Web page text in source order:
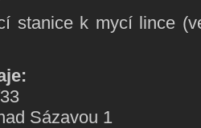
stanice k mycí lince
Sázavou 1